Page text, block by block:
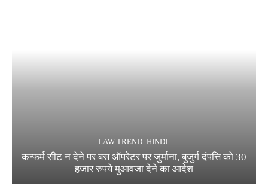
LAW TREND -HINDI
कन्फर्म सीट न देने पर बस ऑपरेटर पर जुर्माना, बुजुर्ग दंपत्ति को 30
हजार रुपये मुआवजा देने का आदेश